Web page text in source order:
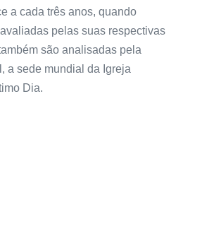
a cada três anos, quando
pelas suas respectivas
são analisadas pela
a sede mundial da Igreja
Dia.